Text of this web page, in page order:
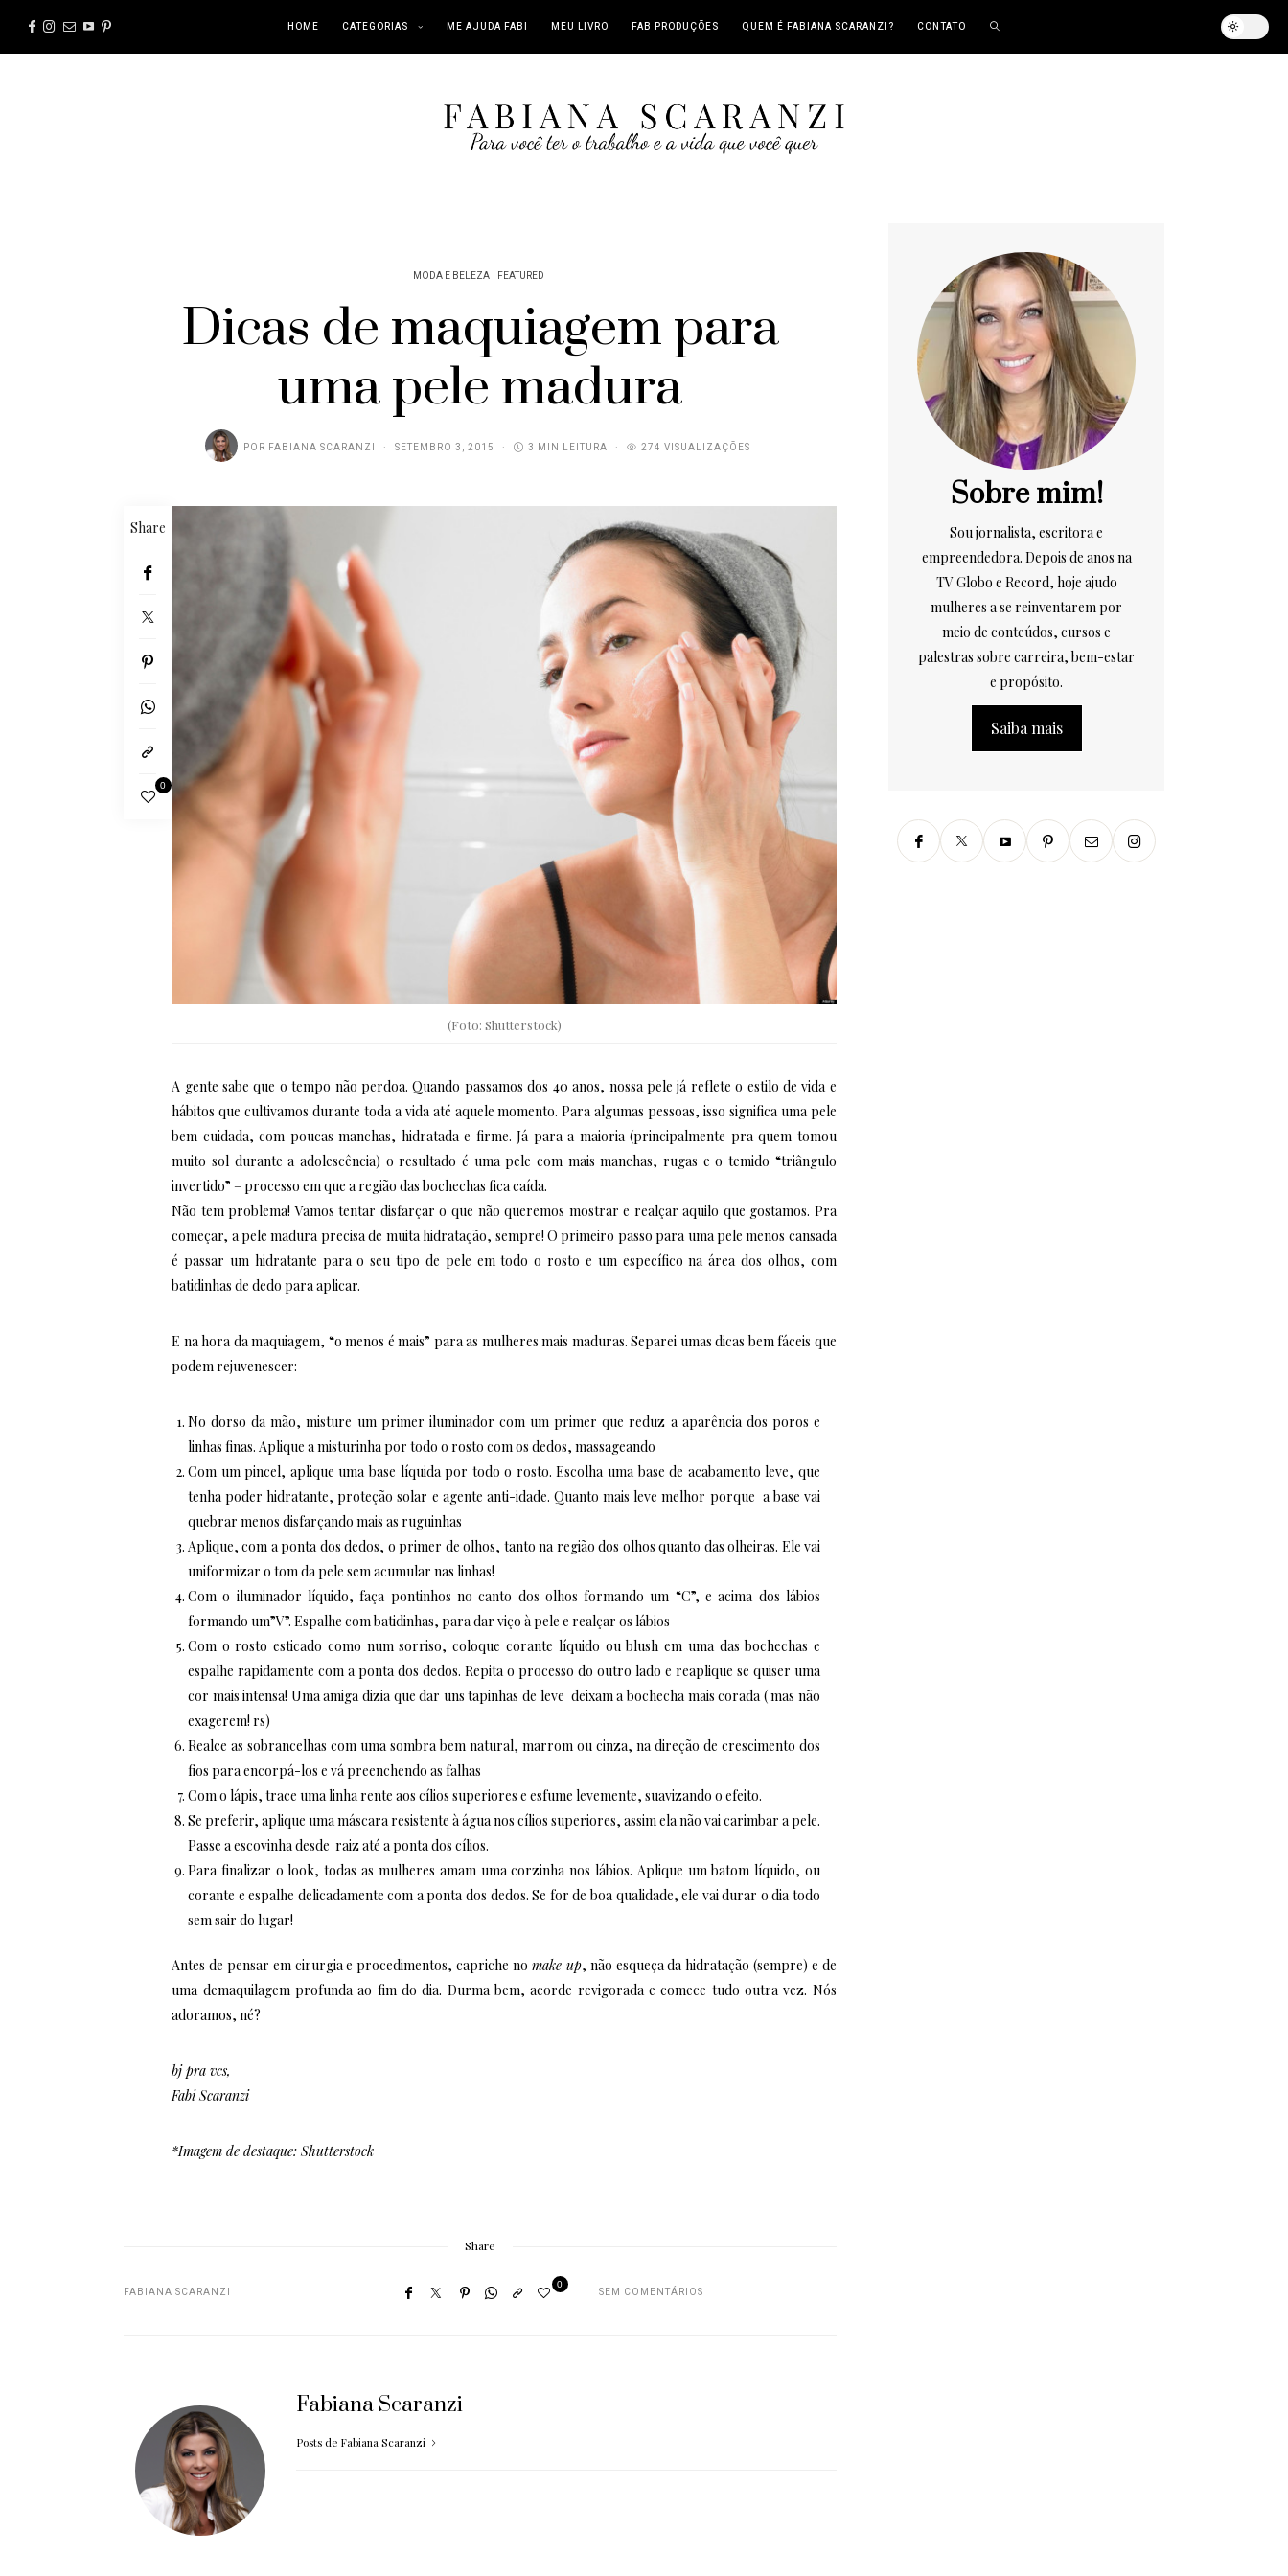
HOME CATEGORIAS ME AJUDA FABI MEU LIVRO FAB PRODUÇÕES QUEM É FABIANA SCARANZI? CONTATO
MODA E BELEZA FEATURED
Dicas de maquiagem para
uma pele madura
POR FABIANA SCARANZI SETEMBRO 3, 2015 3 MIN LEITURA 274 VISUALIZAÇÕES
Share
0
(Foto: Shutterstock)
A gente sabe que o tempo não perdoa. Quando passamos dos 40 anos, nossa pele já reflete o estilo de vida e
hábitos que cultivamos durante toda a vida até aquele momento. Para algumas pessoas, isso significa uma pele
bem cuidada, com poucas manchas, hidratada e firme. Já para a maioria (principalmente pra quem tomou
muito sol durante a adolescência) o resultado é uma pele com mais manchas, rugas e o temido “triângulo
invertido” – processo em que a região das bochechas fica caída.
Não tem problema! Vamos tentar disfarçar o que não queremos mostrar e realçar aquilo que gostamos. Pra
começar, a pele madura precisa de muita hidratação, sempre! O primeiro passo para uma pele menos cansada
é passar um hidratante para o seu tipo de pele em todo o rosto e um específico na área dos olhos, com
batidinhas de dedo para aplicar.
E na hora da maquiagem, “o menos é mais” para as mulheres mais maduras. Separei umas dicas bem fáceis que
podem rejuvenescer:
No dorso da mão, misture um primer iluminador com um primer que reduz a aparência dos poros e
linhas finas. Aplique a misturinha por todo o rosto com os dedos, massageando
Com um pincel, aplique uma base líquida por todo o rosto. Escolha uma base de acabamento leve, que
tenha poder hidratante, proteção solar e agente anti-idade. Quanto mais leve melhor porque a base vai
quebrar menos disfarçando mais as ruguinhas
Aplique, com a ponta dos dedos, o primer de olhos, tanto na região dos olhos quanto das olheiras. Ele vai
uniformizar o tom da pele sem acumular nas linhas!
Com o iluminador líquido, faça pontinhos no canto dos olhos formando um “C”, e acima dos lábios
formando um”V”. Espalhe com batidinhas, para dar viço à pele e realçar os lábios
Com o rosto esticado como num sorriso, coloque corante líquido ou blush em uma das bochechas e
espalhe rapidamente com a ponta dos dedos. Repita o processo do outro lado e reaplique se quiser uma
cor mais intensa! Uma amiga dizia que dar uns tapinhas de leve deixam a bochecha mais corada ( mas não
exagerem! rs)
Realce as sobrancelhas com uma sombra bem natural, marrom ou cinza, na direção de crescimento dos
fios para encorpá-los e vá preenchendo as falhas
Com o lápis, trace uma linha rente aos cílios superiores e esfume levemente, suavizando o efeito.
Se preferir, aplique uma máscara resistente à água nos cílios superiores, assim ela não vai carimbar a pele.
Passe a escovinha desde raiz até a ponta dos cílios.
Para finalizar o look, todas as mulheres amam uma corzinha nos lábios. Aplique um batom líquido, ou
corante e espalhe delicadamente com a ponta dos dedos. Se for de boa qualidade, ele vai durar o dia todo
sem sair do lugar!
Antes de pensar em cirurgia e procedimentos, capriche no make up, não esqueça da hidratação (sempre) e de
uma demaquilagem profunda ao fim do dia. Durma bem, acorde revigorada e comece tudo outra vez. Nós
adoramos, né?
bj pra vcs,
Fabi Scaranzi
*Imagem de destaque: Shutterstock
Share
FABIANA SCARANZI
0
SEM COMENTÁRIOS
Fabiana Scaranzi
Posts de Fabiana Scaranzi
Sobre mim!
Sou jornalista, escritora e
empreendedora. Depois de anos na
TV Globo e Record, hoje ajudo
mulheres a se reinventarem por
meio de conteúdos, cursos e
palestras sobre carreira, bem-estar
e propósito.
Saiba mais